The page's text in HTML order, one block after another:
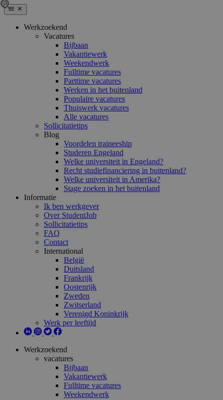
Werkzoekend
Vacatures
Bijbaan
Vakantiewerk
Weekendwerk
Fulltime vacatures
Parttime vacatures
Werken in het buitenland
Populaire vacatures
Thuiswerk vacatures
Alle vacatures
Sollicitatietips
Blog
Voordelen traineeship
Studeren Engeland
Welke universiteit in Engeland?
Recht studiefinanciering in buitenland?
Welke universiteit in Amerika?
Stage zoeken in het buitenland
Informatie
Ik ben werkgever
Over StudentJob
Sollicitatietips
FAQ
Contact
International
België
Duitsland
Frankrijk
Oostenrijk
Zweden
Zwitserland
Verenigd Koninkrijk
Werk per leeftijd
Werkzoekend
vacatures
Bijbaan
Vakantiewerk
Fulltime vacatures
Weekendwerk